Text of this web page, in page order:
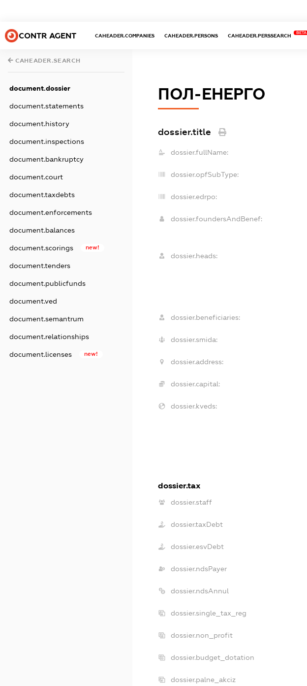
CONTR AGENT CAHEADER.COMPANIES CAHEADER.PERSONS CAHEADER.PERSSEARCH
BETA
CAHEADER.SEARCH
document.dossier
document.statements
document.history
document.inspections
document.bankruptcy
document.court
document.taxdebts
document.enforcements
document.balances
document.scorings new!
document.tenders
document.publicfunds
document.ved
document.semantrum
document.relationships
document.licenses new!
ПОЛ-ЕНЕРГО
dossier.title
dossier.fullName:
dossier.opfSubType:
dossier.edrpo:
dossier.foundersAndBenef:
dossier.heads:
dossier.beneficiaries:
dossier.smida:
dossier.address:
dossier.capital:
dossier.kveds:
dossier.tax
dossier.staff
dossier.taxDebt
dossier.esvDebt
dossier.ndsPayer
dossier.ndsAnnul
dossier.single_tax_reg
dossier.non_profit
dossier.budget_dotation
dossier.palne_akciz